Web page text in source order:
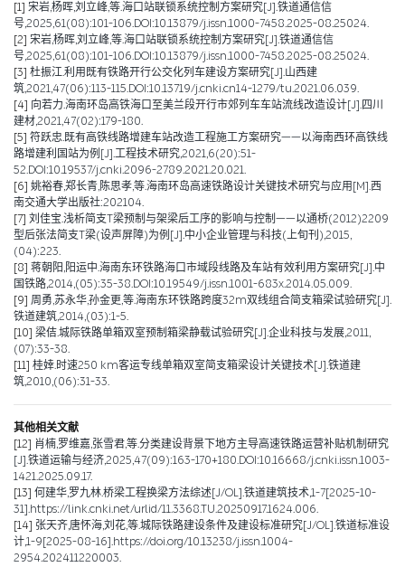
[1] 宋岩,杨晖,刘立峰,等.海口站联锁系统控制方案研究[J].铁道通信信
号,2025,61(08):101-106.DOI:10.13879/j.issn.1000-7458.2025-08.25024.
[2] 宋岩,杨晖,刘立峰,等.海口站联锁系统控制方案研究[J].铁道通信信
号,2025,61(08):101-106.DOI:10.13879/j.issn.1000-7458.2025-08.25024.
[3] 杜振江.利用既有铁路开行公交化列车建设方案研究[J].山西建
筑,2021,47(06):113-115.DOI:10.13719/j.cnki.cn14-1279/tu.2021.06.039.
[4] 向若力.海南环岛高铁海口至美兰段开行市郊列车车站流线改造设计[J].四川
建材,2021,47(02):179-180.
[5] 符跃忠.既有高铁线路增建车站改造工程施工方案研究——以海南西环高铁线
路增建利国站为例[J].工程技术研究,2021,6(20):51-
52.DOI:10.19537/j.cnki.2096-2789.2021.20.021.
[6] 姚裕春,郑长青,陈思孝,等.海南环岛高速铁路设计关键技术研究与应用[M].西
南交通大学出版社:202104.
[7] 刘佳宝.浅析简支T梁预制与架梁后工序的影响与控制——以通桥(2012)2209
型后张法简支T梁(设声屏障)为例[J].中小企业管理与科技(上旬刊),2015,
(04):223.
[8] 蒋朝阳,阳运中.海南东环铁路海口市域段线路及车站有效利用方案研究[J].中
国铁路,2014,(05):35-38.DOI:10.19549/j.issn.1001-683x.2014.05.009.
[9] 周勇,苏永华,孙金更,等.海南东环铁路跨度32m双线组合简支箱梁试验研究[J].
铁道建筑,2014,(03):1-5.
[10] 梁佶.城际铁路单箱双室预制箱梁静载试验研究[J].企业科技与发展,2011,
(07):33-38.
[11] 桂婞.时速250 km客运专线单箱双室简支箱梁设计关键技术[J].铁道建
筑,2010,(06):31-33.
其他相关文献
[12] 肖楠,罗维嘉,张雪君,等.分类建设背景下地方主导高速铁路运营补贴机制研究
[J].铁道运输与经济,2025,47(09):163-170+180.DOI:10.16668/j.cnki.issn.1003-
1421.2025.09.17.
[13] 何建华,罗九林.桥梁工程换梁方法综述[J/OL].铁道建筑技术,1-7[2025-10-
31].https://link.cnki.net/urlid/11.3368.TU.20250917.1624.006.
[14] 张天齐,唐怀海,刘花,等.城际铁路建设条件及建设标准研究[J/OL].铁道标准设
计,1-9[2025-08-16].https://doi.org/10.13238/j.issn.1004-
2954.202411220003.